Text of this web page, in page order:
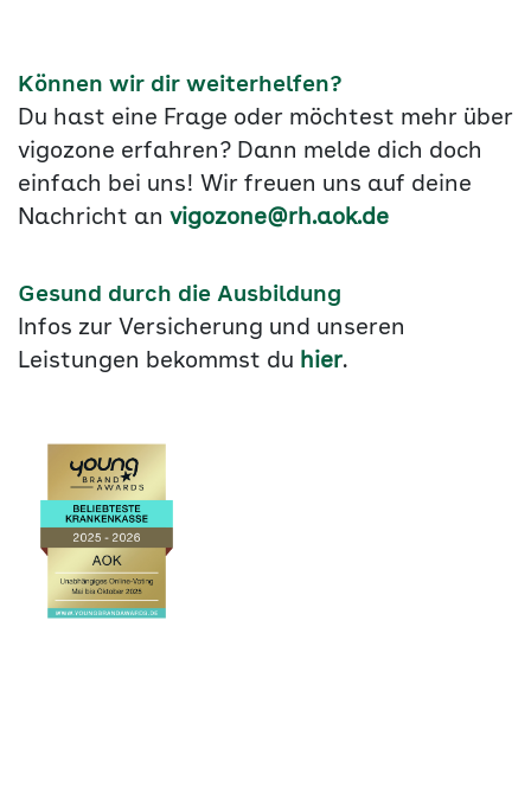
Können wir dir weiterhelfen?
Du hast eine Frage oder möchtest mehr über
vigozone erfahren? Dann melde dich doch
einfach bei uns! Wir freuen uns auf deine
Nachricht an vigozone@rh.aok.de
Gesund durch die Ausbildung
Infos zur Versicherung und unseren
Leistungen bekommst du hier.